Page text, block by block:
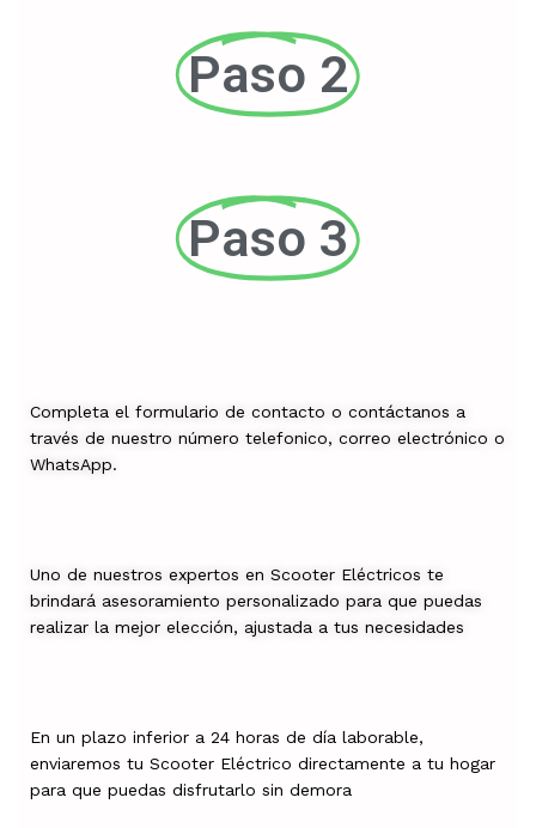
Paso 2
Paso 3
Completa el formulario de contacto o contáctanos a
través de nuestro número telefonico, correo electrónico o
WhatsApp.
Uno de nuestros expertos en Scooter Eléctricos te
brindará asesoramiento personalizado para que puedas
realizar la mejor elección, ajustada a tus necesidades
En un plazo inferior a 24 horas de día laborable,
enviaremos tu Scooter Eléctrico directamente a tu hogar
para que puedas disfrutarlo sin demora